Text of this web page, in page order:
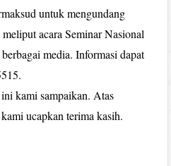
untuk mengundang
acara Seminar Nasional
media. Informasi dapat
kami sampaikan. Atas
ucapkan terima kasih.